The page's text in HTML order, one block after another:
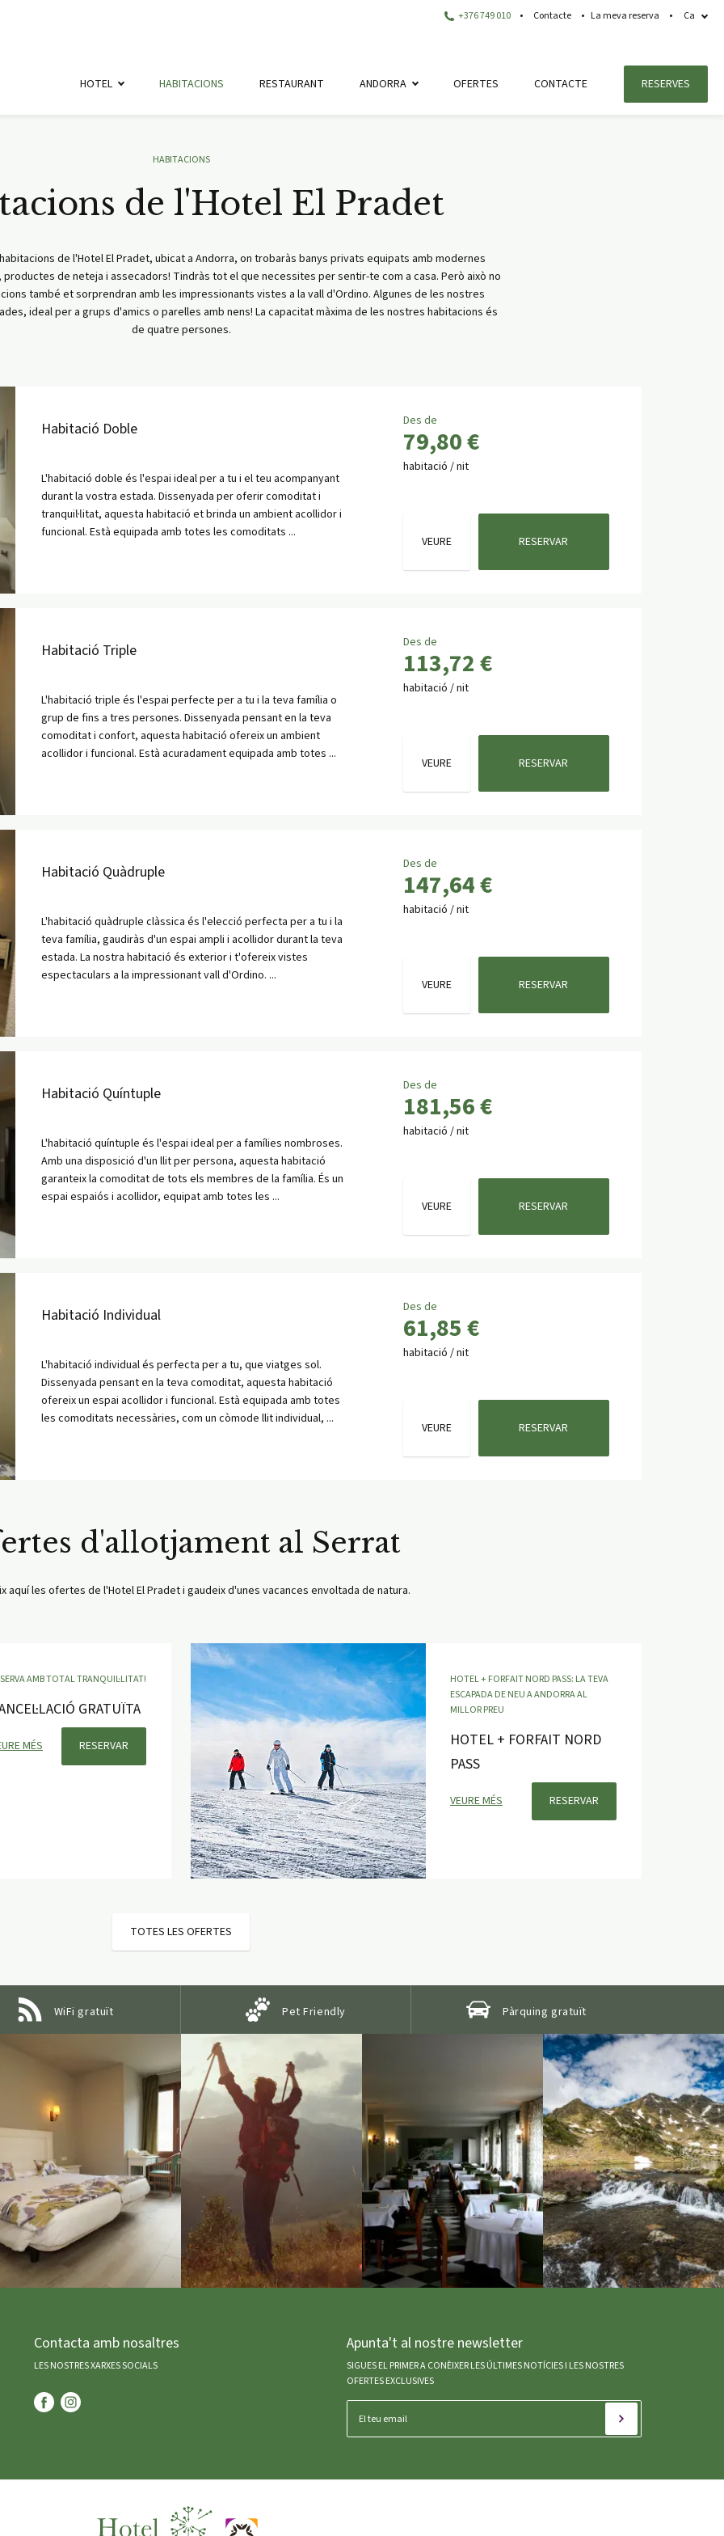
+376 749 010 Contacte La meva reserva Ca
HOTEL HABITACIONS RESTAURANT ANDORRA OFERTES CONTACTE RESERVES
HABITACIONS
de l'Hotel El Pradet
de l'Hotel El Pradet, ubicat a Andorra, on trobaràs banys privats equipats amb modernes
de neteja i assecadors! Tindràs tot el que necessites per sentir-te com a casa. Però això no
també et sorprendran amb les impressionants vistes a la vall d'Ordino. Algunes de les nostres
ideal per a grups d'amics o parelles amb nens! La capacitat màxima de les nostres habitacions és
de quatre persones.
Habitació Doble
L'habitació doble és l'espai ideal per a tu i el teu acompanyant
durant la vostra estada. Dissenyada per oferir comoditat i
tranquil·litat, aquesta habitació et brinda un ambient acollidor i
funcional. Està equipada amb totes les comoditats ...
Des de
79,80 €
habitació / nit
VEURE RESERVAR
Habitació Triple
L'habitació triple és l'espai perfecte per a tu i la teva família o
grup de fins a tres persones. Dissenyada pensant en la teva
comoditat i confort, aquesta habitació ofereix un ambient
acollidor i funcional. Està acuradament equipada amb totes ...
Des de
113,72 €
habitació / nit
VEURE RESERVAR
Habitació Quàdruple
L'habitació quàdruple clàssica és l'elecció perfecta per a tu i la
teva família, gaudiràs d'un espai ampli i acollidor durant la teva
estada. La nostra habitació és exterior i t'ofereix vistes
espectaculars a la impressionant vall d'Ordino. ...
Des de
147,64 €
habitació / nit
VEURE RESERVAR
Habitació Quíntuple
L'habitació quíntuple és l'espai ideal per a famílies nombroses.
Amb una disposició d'un llit per persona, aquesta habitació
garanteix la comoditat de tots els membres de la família. És un
espai espaiós i acollidor, equipat amb totes les ...
Des de
181,56 €
habitació / nit
VEURE RESERVAR
Habitació Individual
L'habitació individual és perfecta per a tu, que viatges sol.
Dissenyada pensant en la teva comoditat, aquesta habitació
ofereix un espai acollidor i funcional. Està equipada amb totes
les comoditats necessàries, com un còmode llit individual, ...
Des de
61,85 €
habitació / nit
VEURE RESERVAR
d'allotjament al Serrat
aquí les ofertes de l'Hotel El Pradet i gaudeix d'unes vacances envoltada de natura.
AMB TOTAL TRANQUIL·LITAT!
GRATUÏTA
MÉS RESERVAR
HOTEL + FORFAIT NORD PASS: LA TEVA
ESCAPADA DE NEU A ANDORRA AL
MILLOR PREU
HOTEL + FORFAIT NORD
PASS
VEURE MÉS RESERVAR
TOTES LES OFERTES
WiFi gratuït Pet Friendly Pàrquing gratuït
Contacta amb nosaltres
LES NOSTRES XARXES SOCIALS
Apunta't al nostre newsletter
SIGUES EL PRIMER A CONÈIXER LES ÚLTIMES NOTÍCIES I LES NOSTRES
OFERTES EXCLUSIVES